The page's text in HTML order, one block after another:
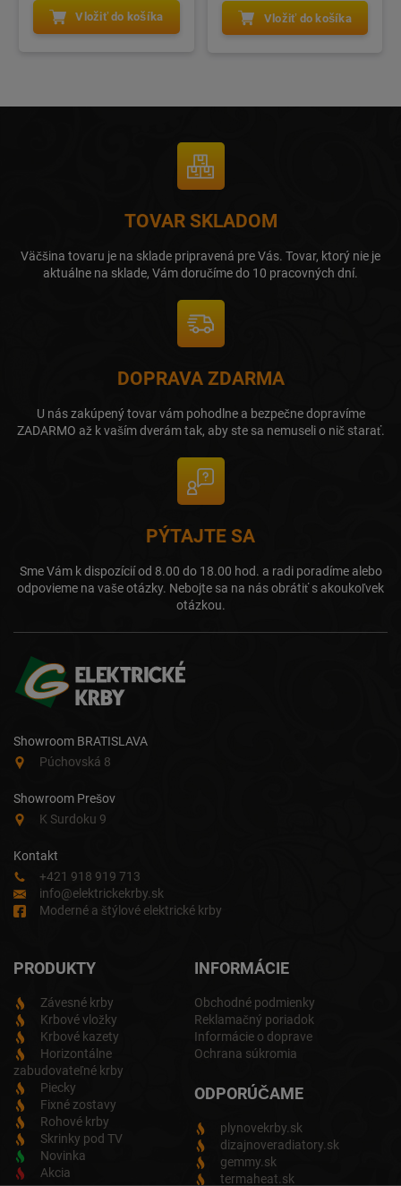
Vložiť do košíka Vložiť do košíka
TOVAR SKLADOM
Väčšina tovaru je na sklade pripravená pre Vás. Tovar, ktorý nie je
aktuálne na sklade, Vám doručíme do 10 pracovných dní.
DOPRAVA ZDARMA
U nás zakúpený tovar vám pohodlne a bezpečne dopravíme
ZADARMO až k vaším dverám tak, aby ste sa nemuseli o nič starať.
PÝTAJTE SA
Sme Vám k dispozícií od 8.00 do 18.00 hod. a radi poradíme alebo
odpovieme na vaše otázky. Nebojte sa na nás obrátiť s akoukoľvek
otázkou.
Showroom BRATISLAVA
Púchovská 8
Showroom Prešov
K Surdoku 9
Kontakt
+421 918 919 713
info@elektrickekrby.sk
Moderné a štýlové elektrické krby
PRODUKTY
Závesné krby
Krbové vložky
Krbové kazety
Horizontálne
zabudovateľné krby
Piecky
Fixné zostavy
Rohové krby
Skrinky pod TV
Novinka
Akcia
INFORMÁCIE
Obchodné podmienky
Reklamačný poriadok
Informácie o doprave
Ochrana súkromia
ODPORÚČAME
plynovekrby.sk
dizajnoveradiatory.sk
gemmy.sk
termaheat.sk